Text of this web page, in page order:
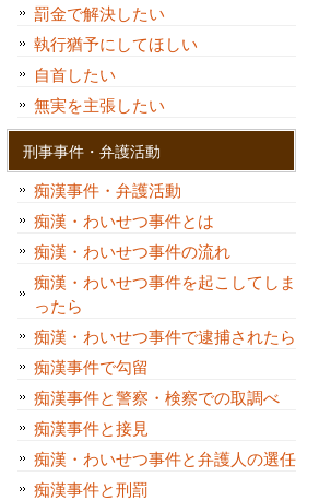
罰金で解決したい
執行猶予にしてほしい
自首したい
無実を主張したい
刑事事件・弁護活動
痴漢事件・弁護活動
痴漢・わいせつ事件とは
痴漢・わいせつ事件の流れ
痴漢・わいせつ事件を起こしてしま
ったら
痴漢・わいせつ事件で逮捕されたら
痴漢事件で勾留
痴漢事件と警察・検察での取調べ
痴漢事件と接見
痴漢・わいせつ事件と弁護人の選任
痴漢事件と刑罰